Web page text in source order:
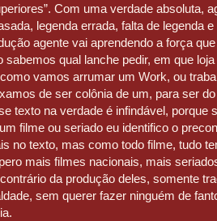
Com uma verdade absoluta,
legenda errada, falta de legenda
agente vai aprendendo a força
sabemos qual lanche pedir, em que
vamos arrumar um Work, ou
de ser colônia de um, para ser
texto na verdade é infindável, porque
filme ou seriado eu identifico o
no texto, mas como todo filme, tudo
mais filmes nacionais, mais
da produção deles, somente
sem querer fazer ninguém de